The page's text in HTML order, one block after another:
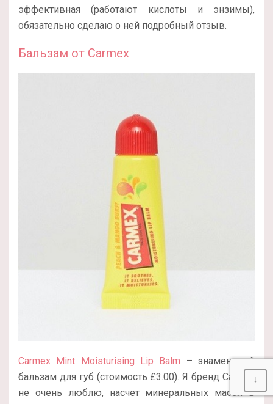
эффективная (работают кислоты и энзимы),
обязательно сделаю о ней подробный отзыв.
Бальзам от Carmex
Carmex Mint Moisturising Lip Balm – знаменитый
бальзам для губ (стоимость £3.00). Я бренд Carmex
не очень люблю, насчет минеральных масел в
↓